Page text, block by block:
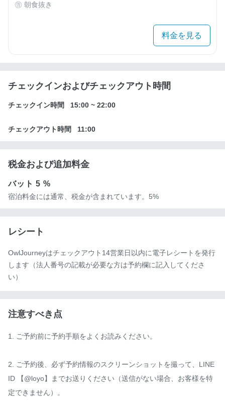
朝食抜き
料金を見る
チェックインおよびチェックアウト時間
チェックイン時間 15:00 ~ 22:00
チェックアウト時間 11:00
税金および追加料金
バット5 %
宿泊料金には通常、税金が含まれています。5%
レシート
OwlJourneyはチェックアウト14営業日以内に電子レシートを発行
します（法人番号の記載が必要な方は予約欄に記入してくださ
い）
注意すべき点
1. ご予約前に予約手順をよくお読みください。
2. ご予約後、必ず予約情報のスクリーンショットを撮って、LINE
ID 【@loyo】までお送りください（送信がない場合、お客様を特
定できません）。